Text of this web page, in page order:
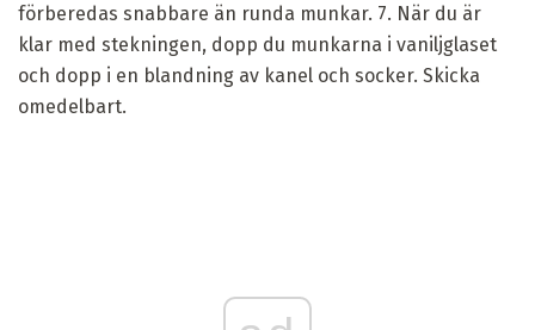
förberedas snabbare än runda munkar. 7. När du är
klar med stekningen, dopp du munkarna i vaniljglaset
och dopp i en blandning av kanel och socker. Skicka
omedelbart.